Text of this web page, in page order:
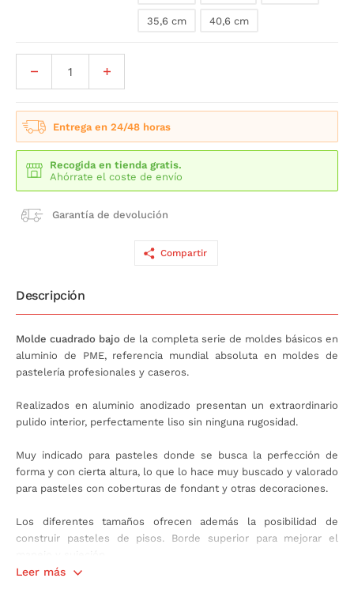
35,6 cm 40,6 cm
Entrega en 24/48 horas
Recogida en tienda gratis.
Ahórrate el coste de envío
Garantía de devolución
Compartir
Descripción
Molde cuadrado bajo de la completa serie de moldes básicos en
aluminio de PME, referencia mundial absoluta en moldes de
pastelería profesionales y caseros.
Realizados en aluminio anodizado presentan un extraordinario
pulido interior, perfectamente liso sin ninguna rugosidad.
Muy indicado para pasteles donde se busca la perfección de
forma y con cierta altura, lo que lo hace muy buscado y valorado
para pasteles con coberturas de fondant y otras decoraciones.
Los diferentes tamaños ofrecen además la posibilidad de
construir pasteles de pisos. Borde superior para mejorar el
Leer más